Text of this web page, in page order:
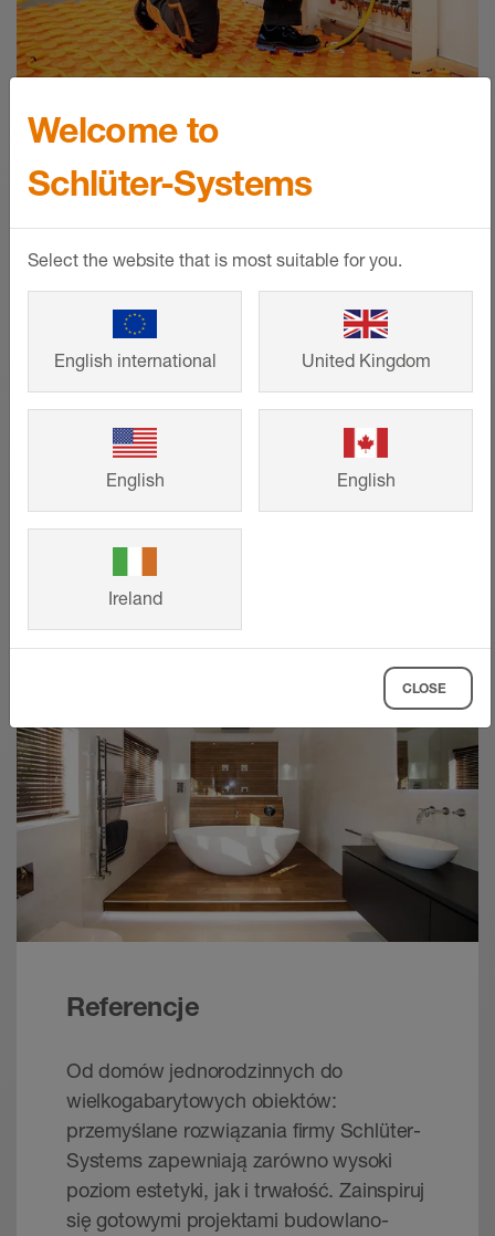
Kalkulator obiegów
grzewczych BEKOTEC-
THERM
materiałowe na ogrzewanie podłogowe
Schlüter-Systems!
Referencje
Od domów jednorodzinnych do
wielkogabarytowych obiektów:
przemyślane rozwiązania firmy Schlüter-
Systems zapewniają zarówno wysoki
poziom estetyki, jak i trwałość. Zainspiruj
się gotowymi projektami budowlano-
Welcome to
Schlüter-Systems
Select the website that is most suitable for you.
English international United Kingdom
English English
Ireland
CLOSE